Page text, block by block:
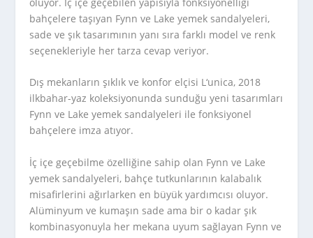
bahçelere taşıyan Fynn ve Lake yemek sandalyeleri,
sade ve şık tasarımının yanı sıra farklı model ve renk
seçenekleriyle her tarza cevap veriyor.
Dış mekanların şıklık ve konfor elçisi L‘unica, 2018
ilkbahar-yaz koleksiyonunda sunduğu yeni tasarımları
Fynn ve Lake yemek sandalyeleri ile fonksiyonel
bahçelere imza atıyor.
İç içe geçebilme özelliğine sahip olan Fynn ve Lake
yemek sandalyeleri, bahçe tutkunlarının kalabalık
misafirlerini ağırlarken en büyük yardımcısı oluyor.
Alüminyum ve kumaşın sade ama bir o kadar şık
kombinasyonuyla her mekana uyum sağlayan Fynn ve